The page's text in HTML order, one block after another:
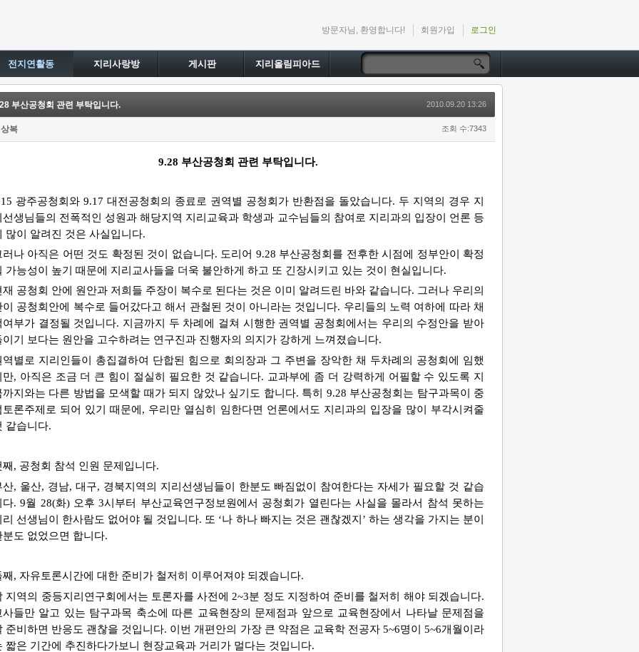
방문자님, 환영합니다! 회원가입 로그인
전지연활동 지리사랑방 게시판 지리올림피아드
부산공청회 관련 부탁입니다. 2010.09.20 13:26
복 조회 수:7343
9.28 부산공청회 관련 부탁입니다.
광주공청회와 9.17 대전공청회의 종료로 권역별 공청회가 반환점을 돌았습니다. 두 지역의 경우 지
선생님들의 전폭적인 성원과 해당지역 지리교육과 학생과 교수님들의 참여로 지리과의 입장이 언론 등
많이 알려진 것은 사실입니다.
러나 아직은 어떤 것도 확정된 것이 없습니다. 도리어 9.28 부산공청회를 전후한 시점에 정부안이 확정
가능성이 높기 때문에 지리교사들을 더욱 불안하게 하고 또 긴장시키고 있는 것이 현실입니다.
재 공청회 안에 원안과 저희들 주장이 복수로 된다는 것은 이미 알려드린 바와 같습니다. 그러나 우리의
이 공청회안에 복수로 들어갔다고 해서 관철된 것이 아니라는 것입니다. 우리들의 노력 여하에 따라 채
여부가 결정될 것입니다. 지금까지 두 차례에 걸쳐 시행한 권역별 공청회에서는 우리의 수정안을 받아
이기 보다는 원안을 고수하려는 연구진과 진행자의 의지가 강하게 느껴졌습니다.
역별로 지리인들이 총집결하여 단합된 힘으로 회의장과 그 주변을 장악한 채 두차례의 공청회에 임했
만, 아직은 조금 더 큰 힘이 절실히 필요한 것 같습니다. 교과부에 좀 더 강력하게 어필할 수 있도록 지
까지와는 다른 방법을 모색할 때가 되지 않았나 싶기도 합니다. 특히 9.28 부산공청회는 탐구과목이 중
토론주제로 되어 있기 때문에, 우리만 열심히 임한다면 언론에서도 지리과의 입장을 많이 부각시켜줄
같습니다.
째, 공청회 참석 인원 문제입니다.
산, 울산, 경남, 대구, 경북지역의 지리선생님들이 한분도 빠짐없이 참여한다는 자세가 필요할 것 같습
다. 9월 28(화) 오후 3시부터 부산교육연구정보원에서 공청회가 열린다는 사실을 몰라서 참석 못하는
리 선생님이 한사람도 없어야 될 것입니다. 또 ‘나 하나 빠지는 것은 괜찮겠지’ 하는 생각을 가지는 분이
분도 없었으면 합니다.
째, 자유토론시간에 대한 준비가 철저히 이루어져야 되겠습니다.
지역의 중등지리연구회에서는 토론자를 사전에 2~3분 정도 지정하여 준비를 철저히 해야 되겠습니다.
사들만 알고 있는 탐구과목 축소에 따른 교육현장의 문제점과 앞으로 교육현장에서 나타날 문제점을
준비하면 반응도 괜찮을 것입니다. 이번 개편안의 가장 큰 약점은 교육학 전공자 5~6명이 5~6개월이라
짧은 기간에 추진하다가보니 현장교육과 거리가 멀다는 것입니다.